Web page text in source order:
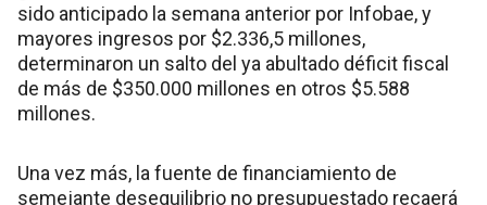
sido anticipado la semana anterior por Infobae, y
mayores ingresos por $2.336,5 millones,
determinaron un salto del ya abultado déficit fiscal
de más de $350.000 millones en otros $5.588
millones.
Una vez más, la fuente de financiamiento de
semejante desequilibrio no presupuestado recaerá